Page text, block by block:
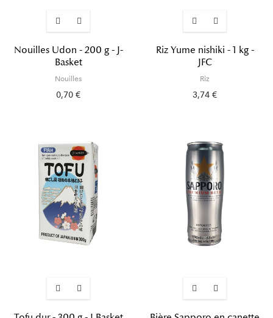
Nouilles Udon - 200 g - J-
Basket
Nouilles
0,70 €
Riz Yume nishiki - 1 kg -
JFC
Riz
3,74 €